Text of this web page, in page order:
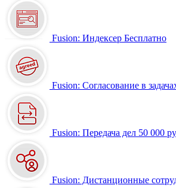
Fusion: Индексер Бесплатно
Fusion: Согласование в
Fusion: Передача дел 50 000
Fusion: Дистанционные